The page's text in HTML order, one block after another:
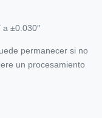
a ±0.030″
permanecer si no
un procesamiento